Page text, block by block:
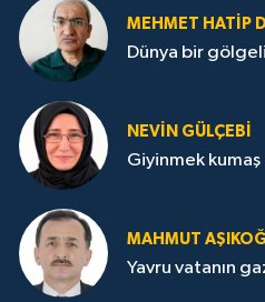
MEHMET HATİP
Dünya bir
NEVİN GÜLÇEBİ
Giyinmek
MAHMUT
Yavru vatanın